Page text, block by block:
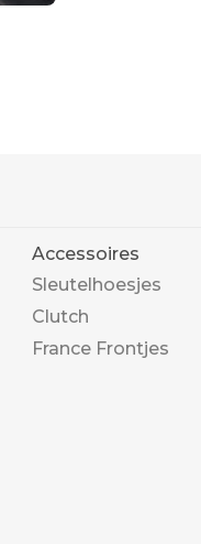
Accessoires
Sleutelhoesjes
Clutch
France Frontjes